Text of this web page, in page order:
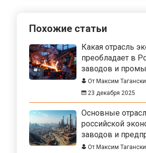
Похожие статьи
Какая отрасль
преобладает в
заводов и
От Максим
23 декабря 2025
Основные
российской
заводов и
От Максим